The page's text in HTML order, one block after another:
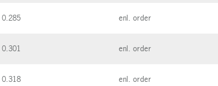
0.285 enl. order
0.301 enl. order
0.318 enl. order